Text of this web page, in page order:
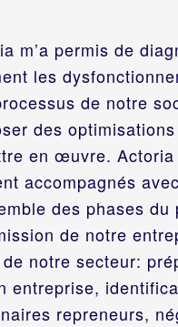
m’a permis de
les
de notre
des
en œuvre. Actoria
accompagnés
des phases du
de notre
notre secteur:
entreprise,
repreneurs,